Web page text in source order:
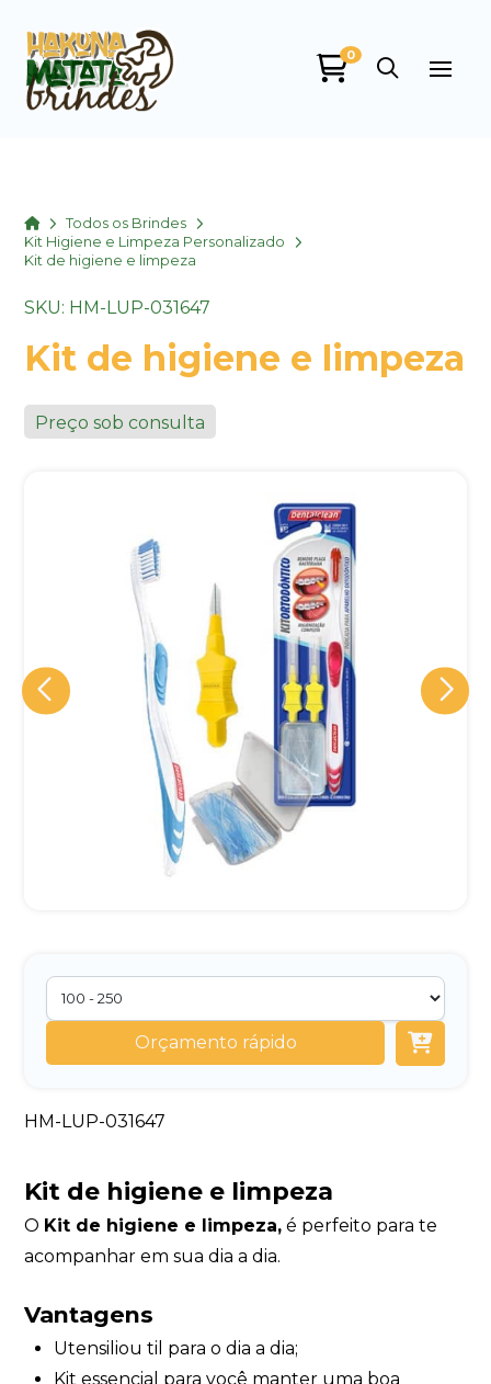
0
HomeTodos os Brindes
Kit Higiene e Limpeza Personalizado
Kit de higiene e limpeza
SKU: HM-LUP-031647
Kit de higiene e limpeza
Preço sob consulta
Orçamento rápido
HM-LUP-031647
Kit de higiene e limpeza
O Kit de higiene e limpeza, é perfeito para te
acompanhar em sua dia a dia.
Vantagens
Utensiliou til para o dia a dia;
Kit essencial para você manter uma boa